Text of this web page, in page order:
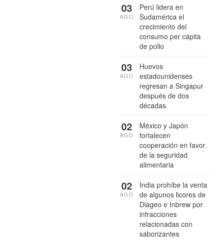
Perú lidera en
Sudamérica el
crecimiento del
consumo per cápita
de pollo
03
AGO
Huevos
estadounidenses
regresan a Singapur
después de dos
décadas
03
AGO
México y Japón
fortalecen
cooperación en favor
de la seguridad
alimentaria
02
AGO
India prohíbe la venta
de algunos licores de
Diageo e Inbrew por
infracciones
relacionadas con
saborizantes
02
AGO